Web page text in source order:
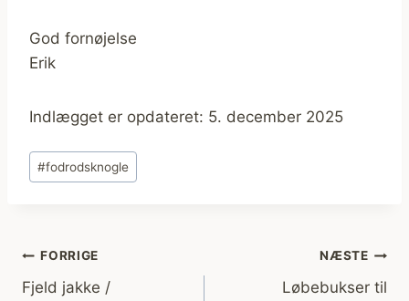
God fornøjelse
Erik
Indlægget er opdateret: 5. december 2025
Indlæg-
tags:
#fodrodsknogle
Indlægsnavigation
FORRIGE
Fjeld jakke /
NÆSTE
Løbebukser til